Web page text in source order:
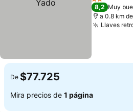
2 Estrellas
8,2 Muy
a 0.8 km
Llaves
De $77.725
Mira precios de 1 página